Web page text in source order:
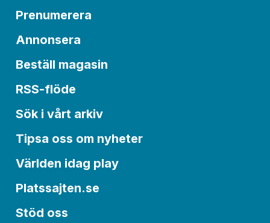
Prenumerera
Annonsera
Beställ magasin
RSS-flöde
Sök i vårt arkiv
Tipsa oss om nyheter
Världen idag play
Platssajten.se
Stöd oss